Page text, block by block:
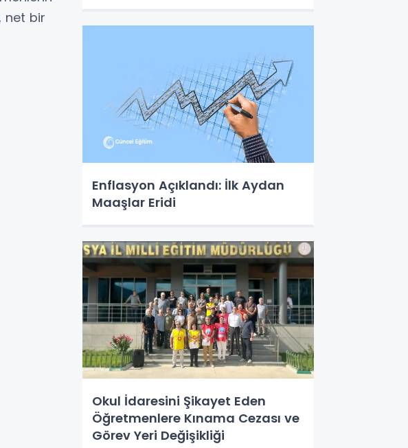
net bir
Enflasyon Açıklandı: İlk Aydan
Maaşlar Eridi
Okul İdaresini Şikayet Eden
Öğretmenlere Kınama Cezası ve
Görev Yeri Değişikliği